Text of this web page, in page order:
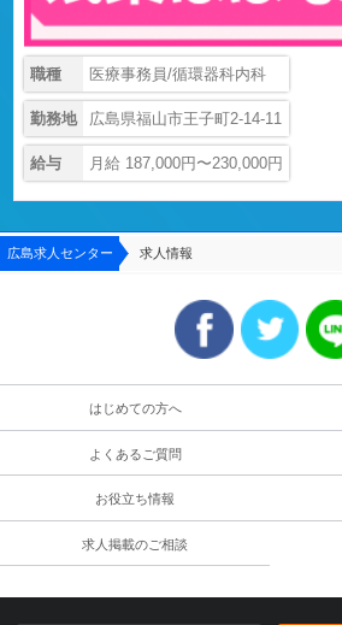
職種 医療事務員/循環器科内科
勤務地 広島県福山市王子町2-14-11
給与 月給 187,000円〜230,000円
広島求人センター 求人情報
はじめての方へ
よくあるご質問
お役立ち情報
求人掲載のご相談